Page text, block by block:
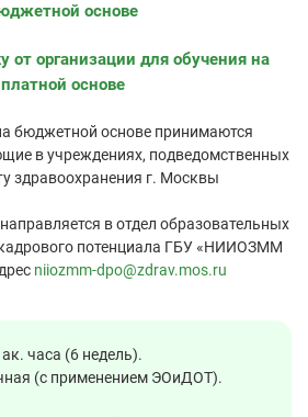
основе
от организации для обучения на
платной основе
бюджетной основе принимаются
в учреждениях, подведомственных
здравоохранения г. Москвы
в отдел образовательных
потенциала ГБУ «НИИОЗММ
niiozmm-dpo@zdrav.mos.ru
часа (6 недель).
(с применением ЭОиДОТ).